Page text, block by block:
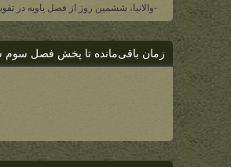
-والانیا، ششمین روز از فصل یاویه در
زمان باقی‌مانده تا پخش فصل سوم